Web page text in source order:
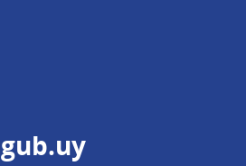
gub.uy